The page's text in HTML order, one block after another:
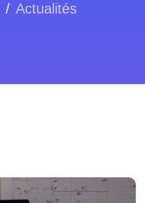
Actualités